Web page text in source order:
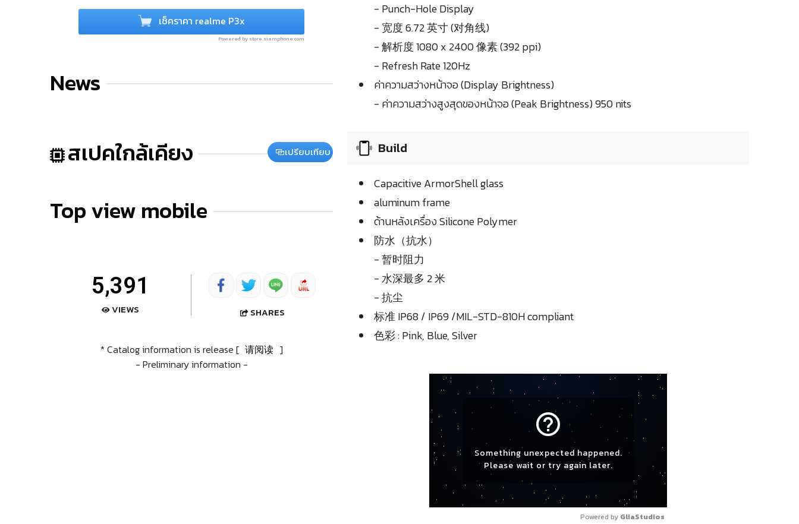
เช็คราคา realme P3x
Powered by store.siamphone.com
News
สเปคใกล้เคียง เปรียบเทียบ
Top view mobile
5,391
VIEWS SHARES
* Catalog information is release [ 请阅读 ]
- Preliminary information -
- Punch-Hole Display
- 宽度 6.72 英寸 (对角线)
- 解析度 1080 x 2400 像素 (392 ppi)
- Refresh Rate 120Hz
ค่าความสว่างหน้าจอ (Display Brightness)
- ค่าความสว่างสูงสุดของหน้าจอ (Peak Brightness) 950 nits
Build
Capacitive ArmorShell glass
aluminum frame
ด้านหลังเครื่อง Silicone Polymer
防水（抗水）
- 暂时阻力
- 水深最多 2 米
- 抗尘
标准 IP68 / IP69 /MIL-STD-810H compliant
色彩 : Pink, Blue, Silver
help_outline
Something unexpected happened.
Please wait or try again later.
Powered by GliaStudios